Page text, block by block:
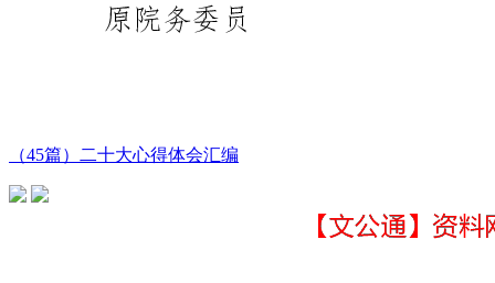
（45篇）二十大心得体会汇编